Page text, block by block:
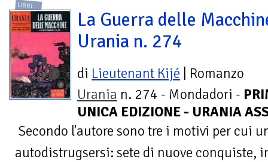
LIBRI
La Guerra delle
Urania n. 274
di Lieutenant Kijé | Romanzo
Urania n. 274 - Mondadori -
UNICA EDIZIONE - URANIA
Secondo l'autore sono tre i motivi per cui
autodistrugsersi: sete di nuove conquiste,